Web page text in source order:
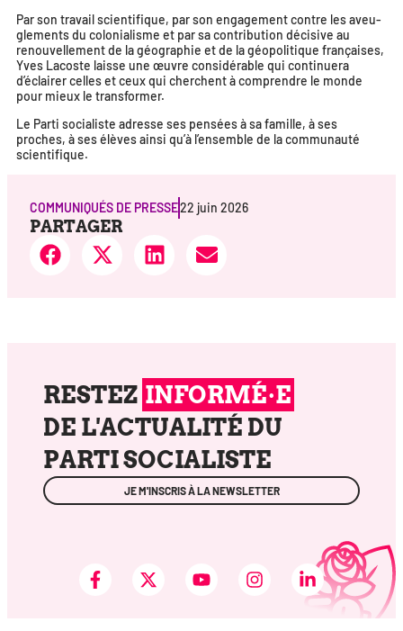
COMMUNIQUÉS DE PRESSE22 juin 2026
PARTAGER
Par son tra­vail scien­ti­fique, par son enga­ge­ment contre les aveu­
gle­ments du colo­nia­lisme et par sa contri­bu­tion déci­sive au
renou­vel­le­ment de la géo­gra­phie et de la géo­po­li­tique fran­çaises,
Yves Lacoste laisse une œuvre consi­dé­rable qui conti­nue­ra
d’éclairer celles et ceux qui cherchent à com­prendre le monde
pour mieux le transformer.
Le Parti socia­liste adresse ses pen­sées à sa famille, à ses
proches, à ses élèves ain­si qu’à l’ensemble de la com­mu­nau­té
scientifique.
RESTEZ INFORMÉ·E
DE L'ACTUALITÉ DU
PARTI SOCIALISTE
JE M'INSCRIS À LA NEWSLETTER